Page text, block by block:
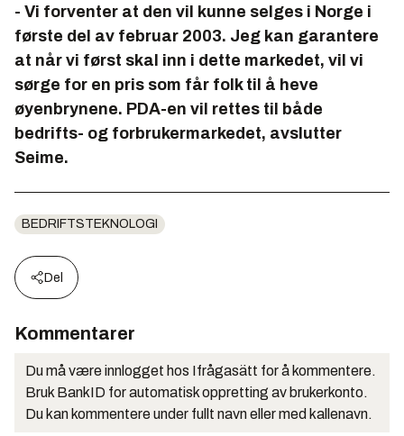
- Vi forventer at den vil kunne selges i Norge i
første del av februar 2003. Jeg kan garantere
at når vi først skal inn i dette markedet, vil vi
sørge for en pris som får folk til å heve
øyenbrynene. PDA-en vil rettes til både
bedrifts- og forbrukermarkedet, avslutter
Seime.
BEDRIFTSTEKNOLOGI
Del
Kommentarer
Du må være innlogget hos Ifrågasätt for å kommentere.
Bruk BankID for automatisk oppretting av brukerkonto.
Du kan kommentere under fullt navn eller med kallenavn.